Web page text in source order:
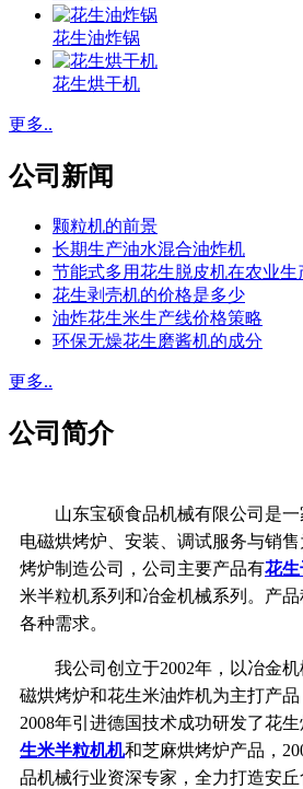
花生油炸锅
花生烘干机
更多..
公司新闻
颗粒机的前景
长期生产油水混合油炸机
节能式多用花生脱皮机在农业生
花生剥壳机的价格是多少
油炸花生米生产线价格策略
环保无燥花生磨酱机的成分
更多..
公司简介
山东宝硕食品机械有限公司是一
电磁烘烤炉、安装、调试服务与销
烤炉制造公司，公司主要产品有花
米半粒机系列和冶金机械系列。产
各种需求。
我公司创立于2002年，以冶金机
磁烘烤炉和花生米油炸机为主打产
2008年引进德国技术成功研发了花
生米半粒机机和芝麻烘烤炉产品，
品机械行业资深专家，全力打造安